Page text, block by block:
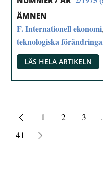
ÄMNEN
F. Internationell ekonomi
teknologiska
LÄS HELA ARTIKELN
1 2 3
41